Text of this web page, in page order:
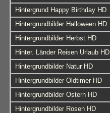
Hintergrund Happy Birthday HD
Hintergrundbilder Halloween HD
Hintergrundbilder Herbst HD
Hinter. Länder Reisen Urlaub HD
Hintergrundbilder Natur HD
Hintergrundbilder Oldtimer HD
Hintergrundbilder Ostern HD
Hintergrundbilder Rosen HD